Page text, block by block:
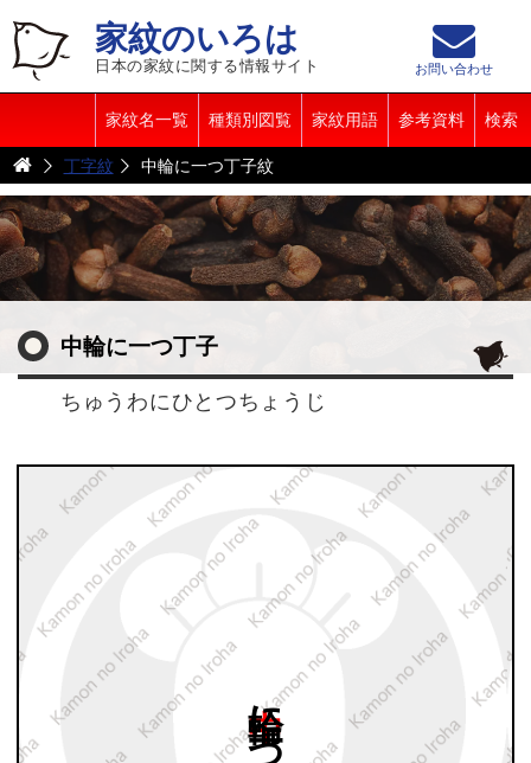
家紋のいろは
日本の家紋に関する情報サイト
家紋名一覧 種類別図覧 家紋用語 参考資料 検索
お問い合わせ
丁字紋 中輪に一つ丁子紋
中輪に一つ丁子
ちゅうわにひとつちょうじ
丁子